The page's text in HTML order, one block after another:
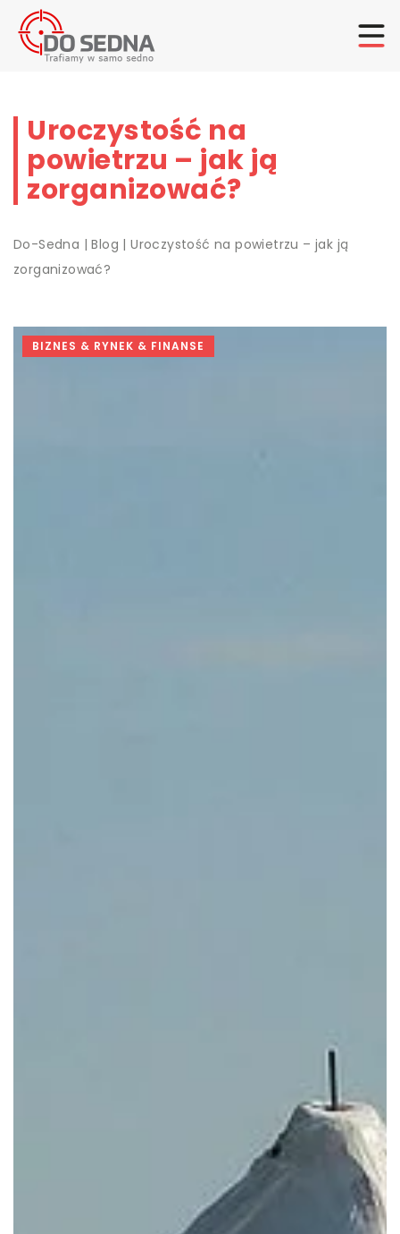
Uroczystość na
powietrzu – jak ją
zorganizować?
Do-Sedna |Blog |Uroczystość na powietrzu – jak ją
zorganizować?
BIZNES & RYNEK & FINANSE